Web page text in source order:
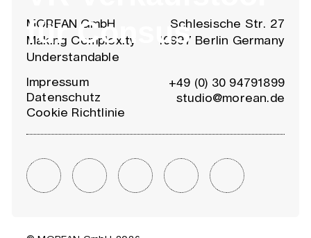
für Consus
MOREAN GmbH
Making Complexity
Understandable
Schlesische Str. 27
10997 Berlin Germany
+49 (0) 30 94791899
studio@morean.de
Impressum
Datenschutz
Cookie Richtlinie